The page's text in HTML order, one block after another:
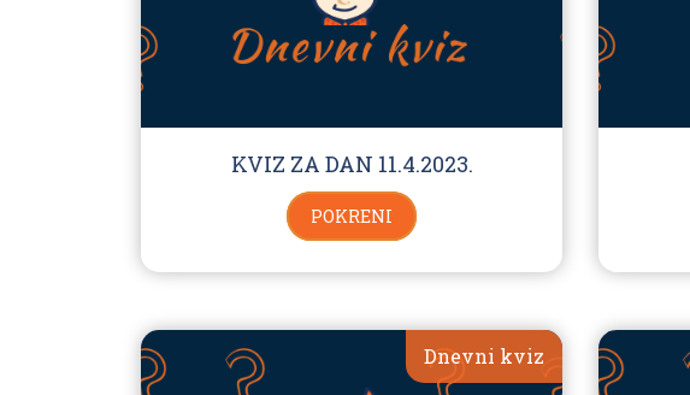
KVIZ ZA DAN 11.4.2023.
POKRENI
Dnevni kviz